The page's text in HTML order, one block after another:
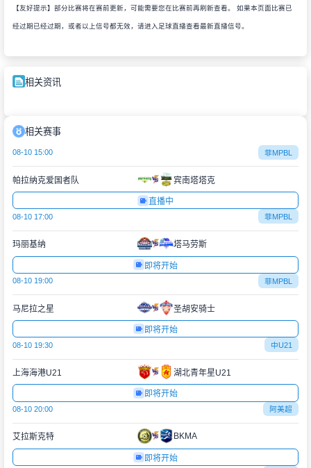
【友好提示】部分比赛将在赛前更新，可能需要您在比赛前再刷新查看。 如果本页面比赛已
经过期已经过期，或者以上信号都无效，请进入足球直播查看最新直播信号。
相关资讯
相关赛事
08-10 15:00 菲MPBL
帕拉纳克爱国者队 宾南塔塔克
直播中
08-10 17:00 菲MPBL
玛丽基纳 塔马劳斯
即将开始
08-10 19:00 菲MPBL
马尼拉之星 圣胡安骑士
即将开始
08-10 19:30 中U21
上海海港U21 湖北青年星U21
即将开始
08-10 20:00 阿美超
艾拉斯克特 BKMA
即将开始